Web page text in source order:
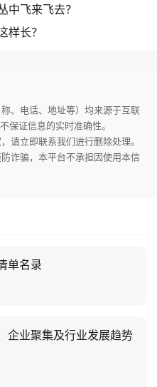
中飞来飞去？
样长？
、电话、地址等）均来源于互联
保证信息的实时准确性。
请立即联系我们进行删除处理。
诈骗，本平台不承担因使用本信
单名录
企业聚集及行业发展趋势